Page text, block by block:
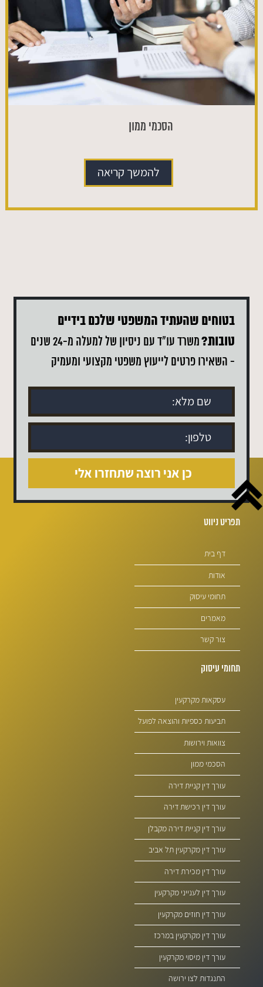
הסכמי ממון
להמשך קריאה
בטוחים שהעתיד המשפטי שלכם בידיים
טובות?
משרד עו"ד עם ניסיון של למעלה מ-24 שנים
- השאירו פרטים לייעוץ משפטי מקצועי ומעמיק
תפריט ניווט
דף בית
אודות
תחומי עיסוק
מאמרים
צור קשר
תחומי עיסוק
עסקאות מקרקעין
תביעות כספיות והוצאה לפועל
צוואות וירושות
הסכמי ממון
עורך דין קניית דירה
עורך דין רכישת דירה
עורך דין קניית דירה מקבלן
עורך דין מקרקעין תל אביב
עורך דין מכירת דירה
עורך דין לענייני מקרקעין
עורך דין חוזים מקרקעין
עורך דין מקרקעין במרכז
עורך דין מיסוי מקרקעין
התנגדות לצו ירושה